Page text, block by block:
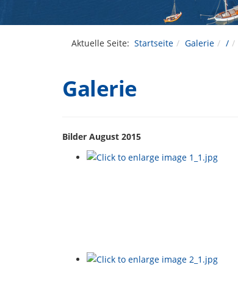
Aktuelle Seite: Startseite Galerie /
Galerie
Bilder August 2015